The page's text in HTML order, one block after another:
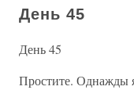
День 45
День 45
Простите. Однажды